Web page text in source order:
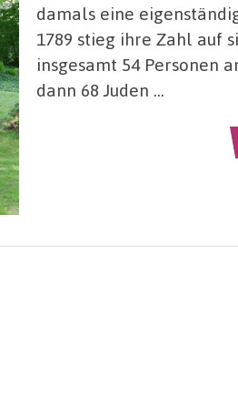
damals eine
1789 stieg ihre Zahl auf
insgesamt 54 Personen
dann 68 Juden …